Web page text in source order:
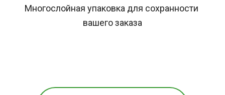
Многослойная упаковка для сохранности
вашего заказа